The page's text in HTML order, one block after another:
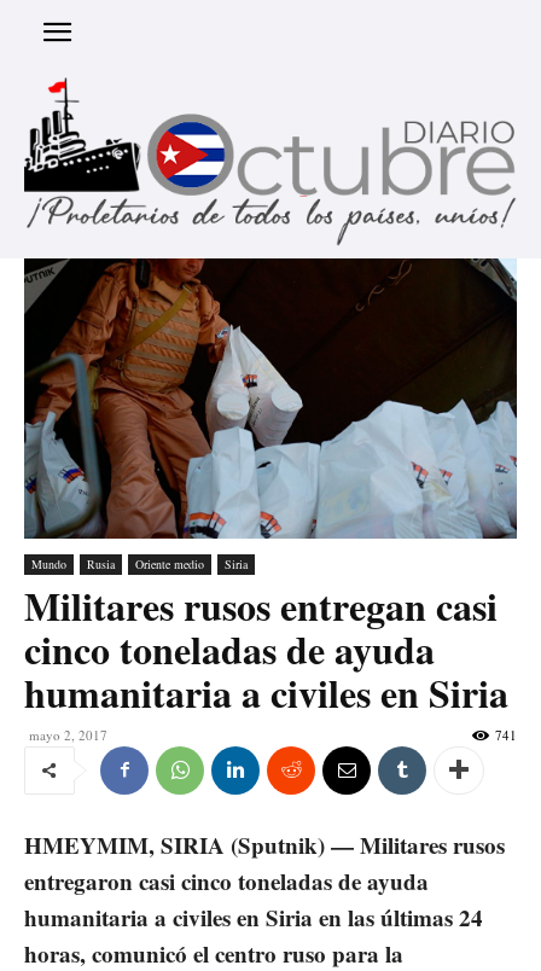
Mundo Rusia Oriente medio Siria
Militares rusos entregan casi
cinco toneladas de ayuda
humanitaria a civiles en Siria
mayo 2, 2017 741
HMEYMIM, SIRIA (Sputnik) — Militares rusos
entregaron casi cinco toneladas de ayuda
humanitaria a civiles en Siria en las últimas 24
horas, comunicó el centro ruso para la